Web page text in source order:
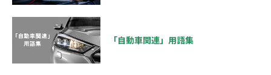
「自動車関連」用語集